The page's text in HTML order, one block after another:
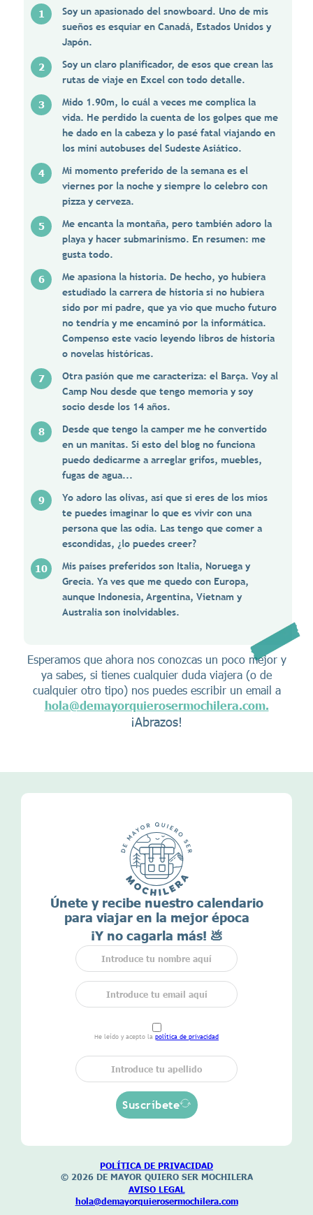
Soy un apasionado del snowboard. Uno de mis
sueños es esquiar en Canadá, Estados Unidos y
Japón.
Soy un claro planificador, de esos que crean las
rutas de viaje en Excel con todo detalle.
Mido 1.90m, lo cuál a veces me complica la
vida. He perdido la cuenta de los golpes que me
he dado en la cabeza y lo pasé fatal viajando en
los mini autobuses del Sudeste Asiático.
Mi momento preferido de la semana es el
viernes por la noche y siempre lo celebro con
pizza y cerveza.
Me encanta la montaña, pero también adoro la
playa y hacer submarinismo. En resumen: me
gusta todo.
Me apasiona la historia. De hecho, yo hubiera
estudiado la carrera de historia si no hubiera
sido por mi padre, que ya vio que mucho futuro
no tendría y me encaminó por la informática.
Compenso este vacío leyendo libros de historia
o novelas históricas.
Otra pasión que me caracteriza: el Barça. Voy al
Camp Nou desde que tengo memoria y soy
socio desde los 14 años.
Desde que tengo la camper me he convertido
en un manitas. Si esto del blog no funciona
puedo dedicarme a arreglar grifos, muebles,
fugas de agua...
Yo adoro las olivas, así que si eres de los míos
te puedes imaginar lo que es vivir con una
persona que las odia. Las tengo que comer a
escondidas, ¿lo puedes creer?
Mis países preferidos son Italia, Noruega y
Grecia. Ya ves que me quedo con Europa,
aunque Indonesia, Argentina, Vietnam y
Australia son inolvidables.
Esperamos que ahora nos conozcas un poco mejor y
ya sabes, si tienes cualquier duda viajera (o de
cualquier otro tipo) nos puedes escribir un email a
hola@demayorquierosermochilera.com.
¡Abrazos!
Únete y recibe nuestro calendario
para viajar en la mejor época
¡Y no cagarla más! 💩
He leído y acepto la política de privacidad
Suscríbete
POLÍTICA DE PRIVACIDAD
© 2026 DE MAYOR QUIERO SER MOCHILERA
AVISO LEGAL
hola@demayorquierosermochilera.com